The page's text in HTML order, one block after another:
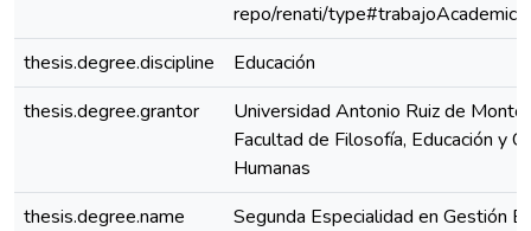
repo/renati/type#trabajoAcademico
thesis.degree.discipline
Educación
thesis.degree.grantor
Universidad Antonio Ruiz de
Facultad de Filosofía, Educación y
Humanas
thesis.degree.name
Segunda Especialidad en Gestión